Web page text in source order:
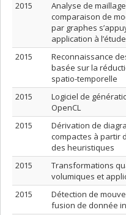
2015
Analyse de
comparaison de
par graphes
application à
2015
Reconnaissance
basée sur la
spatio-temporelle
2015
Logiciel de
OpenCL
2015
Dérivation de
compactes à partir
des heuristiques
2015
Transformations
volumiques et
2015
Détection de
fusion de donnée